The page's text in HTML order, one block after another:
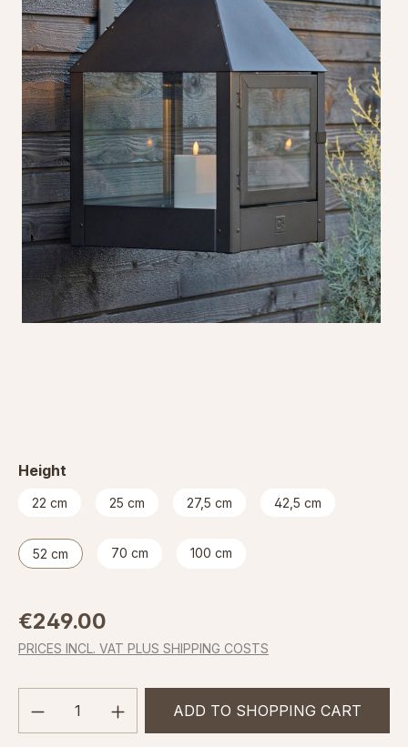
Regular price:
€249.00
PRICES INCL. VAT PLUS SHIPPING COSTS
Select
Height
22 cm 25 cm 27,5 cm 42,5 cm
52 cm 70 cm 100 cm
Product Quantity: Enter the desired
ADD TO SHOPPING CART